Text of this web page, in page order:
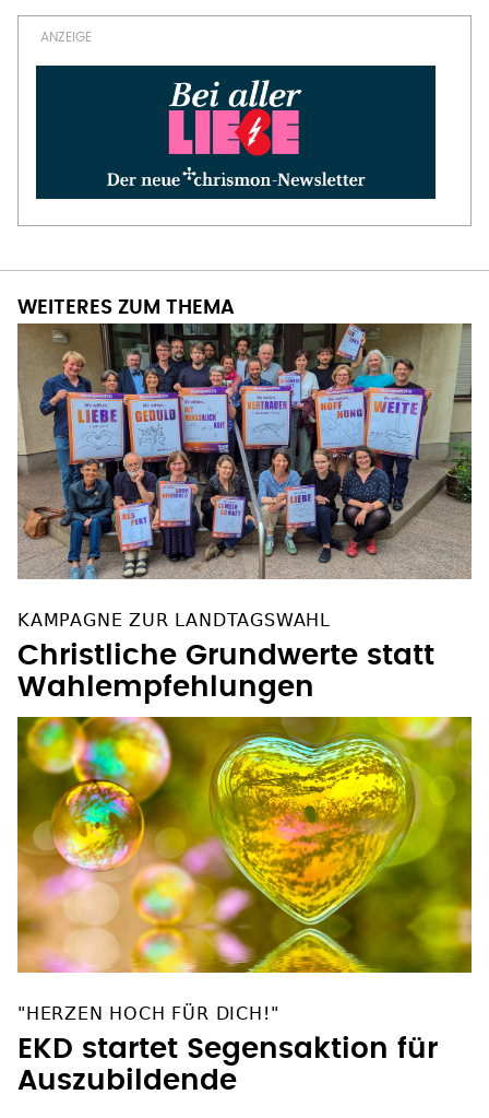
WEITERES ZUM THEMA
KAMPAGNE ZUR LANDTAGSWAHL
Christliche Grundwerte statt
Wahlempfehlungen
"HERZEN HOCH FÜR DICH!"
EKD startet Segensaktion für
Auszubildende